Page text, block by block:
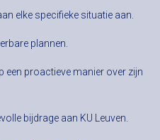
elke specifieke situatie aan.
plannen.
proactieve manier over zijn
bijdrage aan KU Leuven.